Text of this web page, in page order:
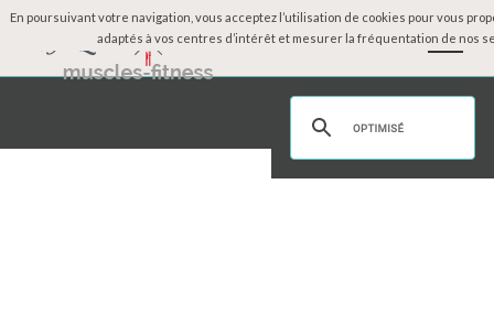
Accueil
Physique des célébrités
En poursuivant votre navigation, vous acceptez l’utilisation de cookies pour vous
adaptés à vos centres d’intérêt et mesurer la fréquentation de nos